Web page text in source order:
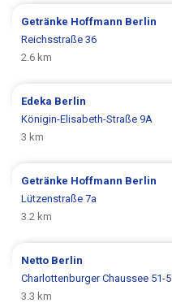
Getränke Hoffmann Berlin
Reichsstraße 36
2.6 km
Edeka Berlin
Königin-Elisabeth-Straße 9A
3 km
Getränke Hoffmann Berlin
Lützenstraße 7a
3.2 km
Netto Berlin
Charlottenburger Chaussee 51-5
3.3 km